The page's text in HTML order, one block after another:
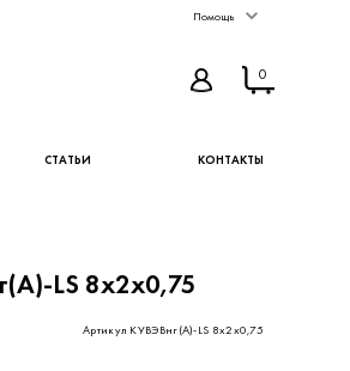
Помощь
0
СТАТЬИ КОНТАКТЫ
LS 8х2х0,75
Артикул КУВЭВнг(А)-LS 8х2х0,75